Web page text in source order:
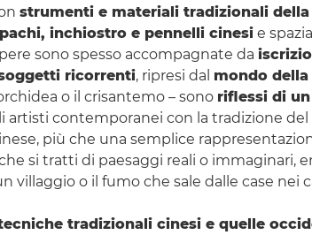
strumenti e materiali tradizionali
inchiostro e pennelli cinesie
sono spesso accompagnate da
ricorrenti, ripresi dal mondo della
o il crisantemo – sono riflessi di
artisti contemporanei con la tradizione del
più che una semplice
si tratti di paesaggi reali o immaginari,
villaggio o il fumo che sale dalle case nei
tradizionali cinesi e quelle